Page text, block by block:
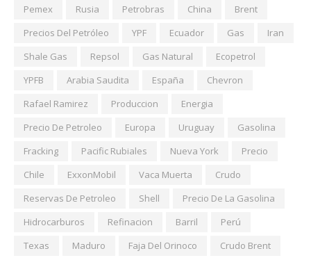
Pemex
Rusia Petrobras China
Brent
Precios Del Petróleo
YPF Ecuador Gas
Iran
Shale Gas
Repsol Gas Natural
Ecopetrol
YPFB
Arabia Saudita España
Chevron
Rafael Ramirez
Produccion
Energia
Precio De Petroleo
Europa Uruguay
Gasolina
Fracking
Pacific Rubiales Nueva York
Precio
Chile
ExxonMobil Vaca Muerta
Crudo
Reservas De Petroleo
Shell
Precio De La Gasolina
Hidrocarburos
Refinacion Barril
Perú
Texas
Maduro Faja Del Orinoco Crudo Brent